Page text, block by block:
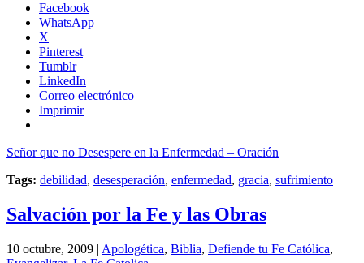
Facebook
WhatsApp
X
Pinterest
Tumblr
LinkedIn
Correo electrónico
Imprimir
Señor que no Desespere en la Enfermedad – Oración
Tags: debilidad, desesperación, enfermedad, gracia, sufrimiento
Salvación por la Fe y las Obras
10 octubre, 2009 | Apologética, Biblia, Defiende tu Fe Católica,